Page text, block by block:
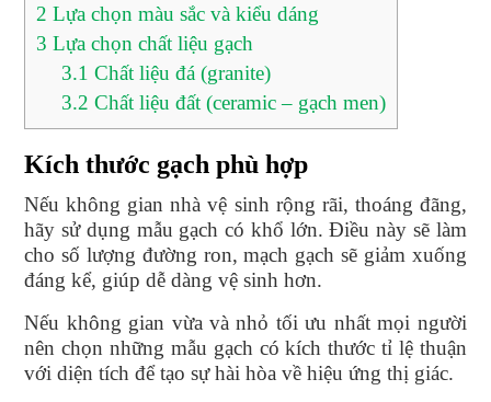
2 Lựa chọn màu sắc và kiểu dáng
3 Lựa chọn chất liệu gạch
3.1 Chất liệu đá (granite)
3.2 Chất liệu đất (ceramic – gạch men)
Kích thước gạch phù hợp
Nếu không gian nhà vệ sinh rộng rãi, thoáng đãng,
hãy sử dụng mẫu gạch có khổ lớn. Điều này sẽ làm
cho số lượng đường ron, mạch gạch sẽ giảm xuống
đáng kể, giúp dễ dàng vệ sinh hơn.
Nếu không gian vừa và nhỏ tối ưu nhất mọi người
nên chọn những mẫu gạch có kích thước tỉ lệ thuận
với diện tích để tạo sự hài hòa về hiệu ứng thị giác.